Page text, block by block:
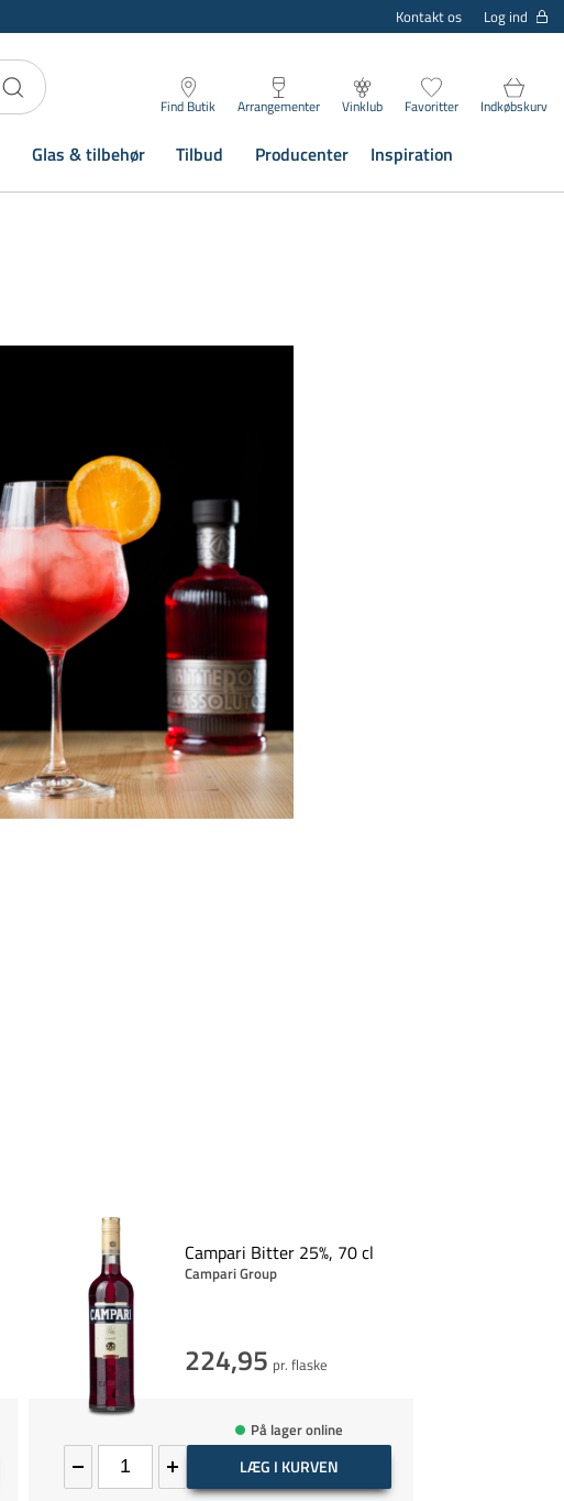
Kontakt os Log ind
Find Butik Arrangementer Vinklub Favoritter Indkøbskurv
Glas & tilbehør Tilbud Producenter Inspiration
Campari Bitter 25%, 70 cl
Campari Group
224,95 pr. flaske
På lager online
LÆG I KURVEN